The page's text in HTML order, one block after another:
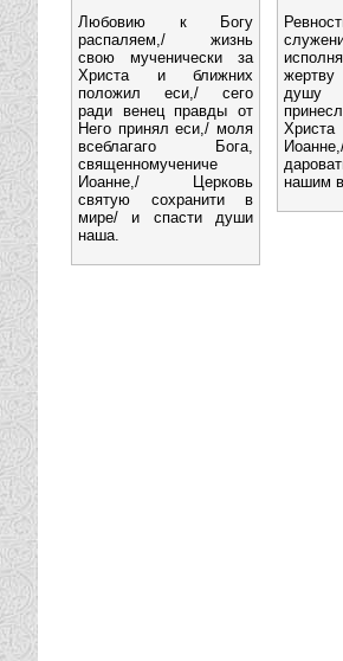
Любовию к Богу
распаляем,/ жизнь
свою мученически за
Христа и ближних
положил еси,/ сего
ради венец правды от
Него принял еси,/ моля
всеблагаго Бога,
священномучениче
Иоанне,/ Церковь
святую сохранити в
мире/ и спасти души
наша.
жертву
душу
нашим